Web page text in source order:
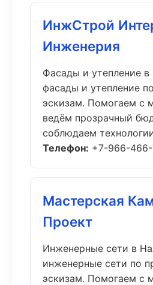
ИнжСтрой
Инженерия
Фасады и утепление в
фасады и утепление
эскизам. Помогаем с
ведём прозрачный
соблюдаем
Телефон: +7-966-
Мастерская
Проект
Инженерные сети в
инженерные сети по
эскизам. Помогаем с